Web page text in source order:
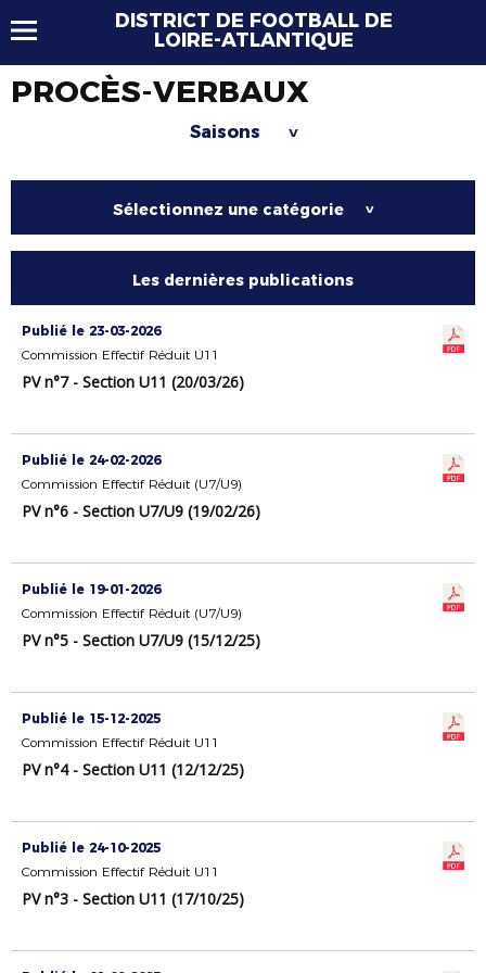
DISTRICT DE FOOTBALL DE
LOIRE-ATLANTIQUE
PROCÈS-VERBAUX
Saisons >
Sélectionnez une catégorie >
Les dernières publications
Publié le 23-03-2026
Commission Effectif Réduit U11
PV n°7 - Section U11 (20/03/26)
Publié le 24-02-2026
Commission Effectif Réduit (U7/U9)
PV n°6 - Section U7/U9 (19/02/26)
Publié le 19-01-2026
Commission Effectif Réduit (U7/U9)
PV n°5 - Section U7/U9 (15/12/25)
Publié le 15-12-2025
Commission Effectif Réduit U11
PV n°4 - Section U11 (12/12/25)
Publié le 24-10-2025
Commission Effectif Réduit U11
PV n°3 - Section U11 (17/10/25)